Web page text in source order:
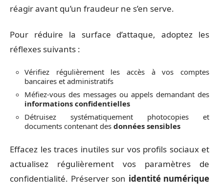
réagir avant qu’un fraudeur ne s’en serve.
Pour réduire la surface d’attaque, adoptez les
réflexes suivants :
Vérifiez régulièrement les accès à vos comptes
bancaires et administratifs
Méfiez-vous des messages ou appels demandant des
informations confidentielles
Détruisez systématiquement photocopies et
documents contenant des données sensibles
Effacez les traces inutiles sur vos profils sociaux et
actualisez régulièrement vos paramètres de
confidentialité. Préserver son identité numérique